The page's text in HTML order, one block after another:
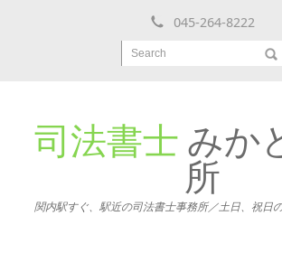
045-264-8222
Search
司法書士 みか
所
関内駅すぐ、駅近の司法書士事務所／土日、祝日